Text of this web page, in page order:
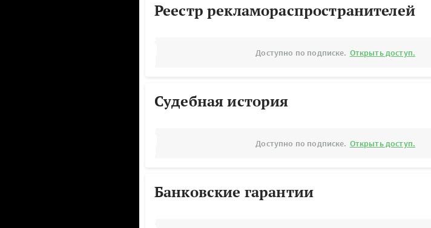
Реестр рекламораспространителей
Доступно по подписке. Открыть доступ.
Судебная история
Доступно по подписке. Открыть доступ.
Банковские гарантии